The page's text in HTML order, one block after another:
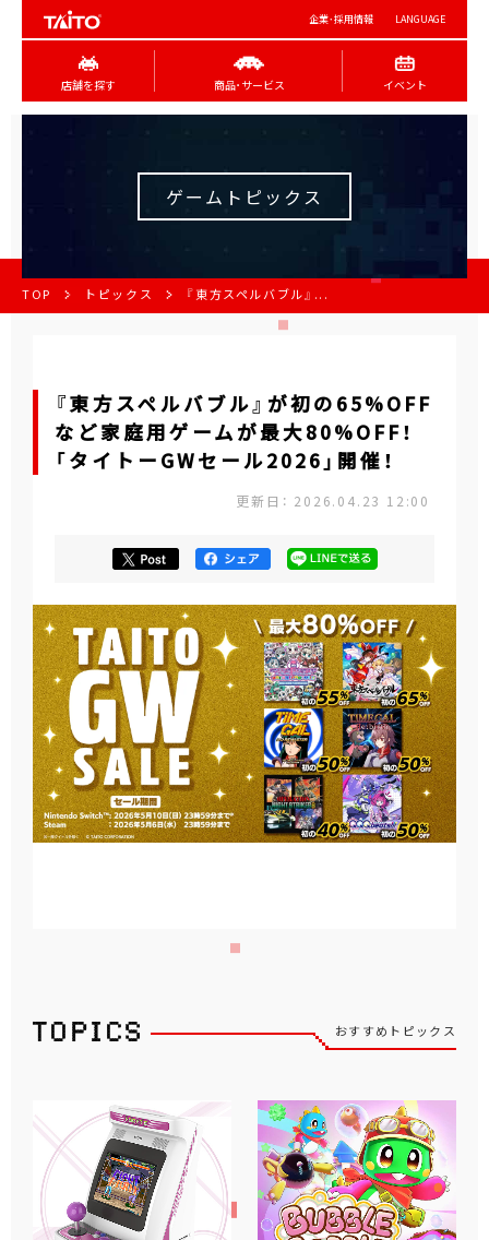
企業･採用情報 LANGUAGE
店舗を探す 商品･サービス イベント
ゲームトピックス
TOP トピックス 『東方スペルバブル』...
『東方スペルバブル』が初の65%OFF
など家庭用ゲームが最大80%OFF！
「タイトーGWセール2026」開催！
更新日： 2026.04.23 12:00
おすすめトピックス